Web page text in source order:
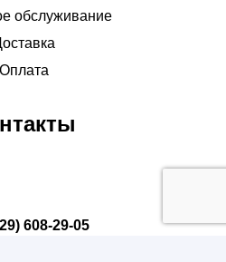
обслуживание
Оплата
608-29-05